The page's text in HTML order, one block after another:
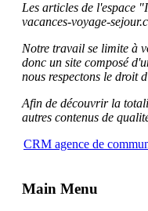
Les articles de l'espace
vacances-voyage-
Notre travail se limite à
donc un site composé
nous respectons le droit
Afin de découvrir la
autres contenus de
CRM agence de
Main Menu